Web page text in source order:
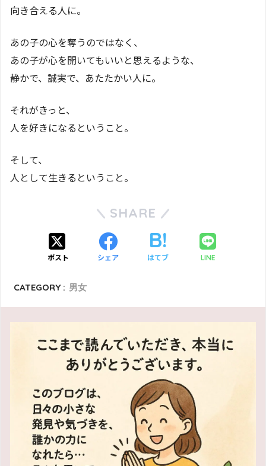
向き合える人に。
あの子の心を奪うのではなく、
あの子が心を開いてもいいと思えるような、
静かで、誠実で、あたたかい人に。
それがきっと、
人を好きになるということ。
そして、
人として生きるということ。
SHARE
ポスト シェア はてブ LINE
CATEGORY : 男女